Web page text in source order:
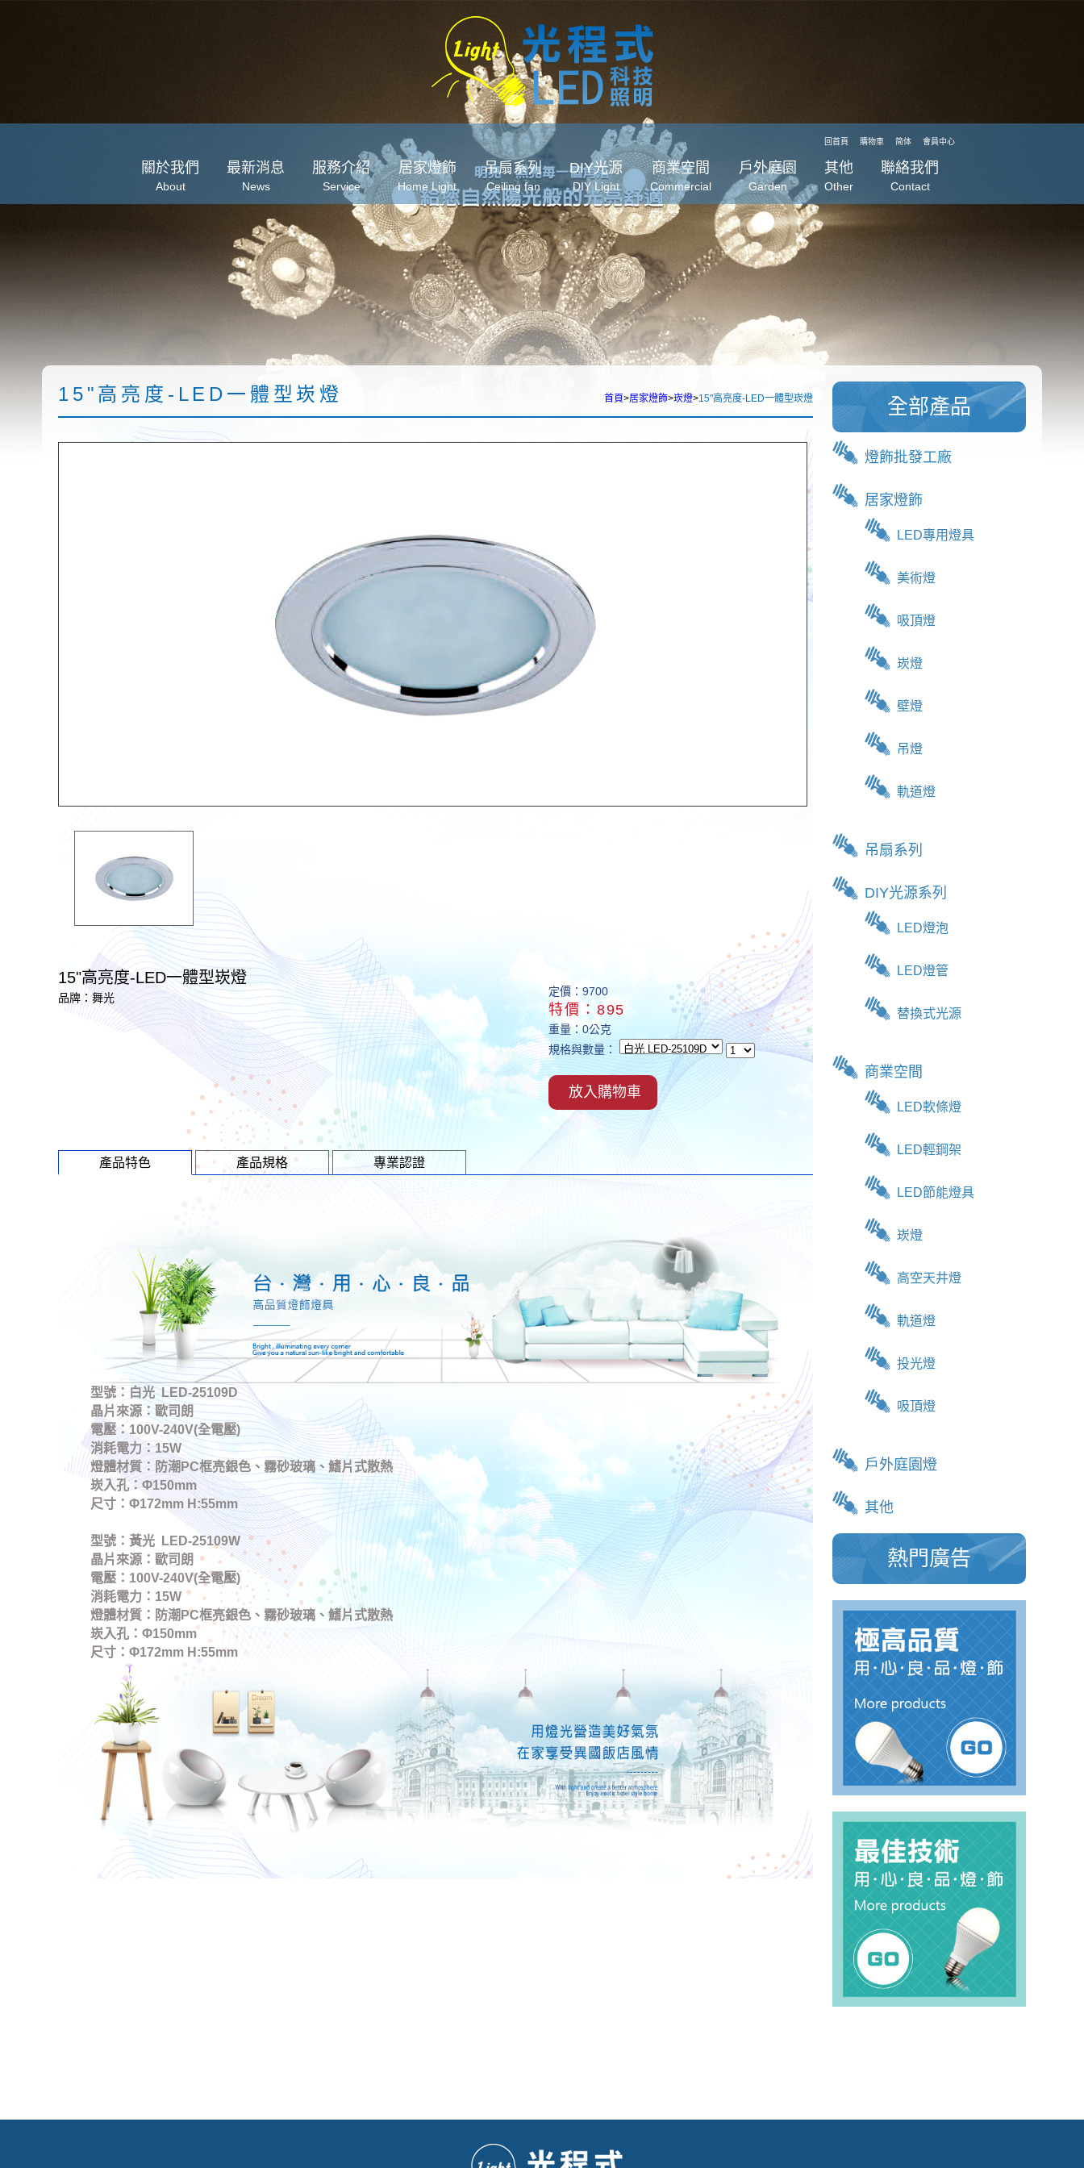
回首頁 購物車 简体 會員中心
關於我們
About
最新消息
News
服務介紹
Service
居家燈飾
Home Light
吊扇系列
Ceiling fan
DIY光源
DIY Light
商業空間
Commercial
戶外庭園
Garden
其他
Other
聯絡我們
Contact
15"高亮度-LED一體型崁燈 首頁>居家燈飾>崁燈>15"高亮度-LED一體型崁燈
15"高亮度-LED一體型崁燈
品牌：舞光 定價：9700
特價：895
重量：0公克
規格與數量：
放入購物車
產品特色 產品規格 專業認證
型號：白光 LED-25109D
晶片來源：歐司朗
電壓：100V-240V(全電壓)
消耗電力：15W
燈體材質：防潮PC框亮銀色、霧砂玻璃、鰭片式散熱
崁入孔：Φ150mm
尺寸：Φ172mm H:55mm
型號：黃光 LED-25109W
晶片來源：歐司朗
電壓：100V-240V(全電壓)
消耗電力：15W
燈體材質： 防潮PC框亮銀色、霧砂玻璃、鰭片式散熱
崁入孔：Φ150mm
尺寸：Φ172mm H:55mm
全部產品
燈飾批發工廠
居家燈飾
LED專用燈具
美術燈
吸頂燈
崁燈
壁燈
吊燈
軌道燈
吊扇系列
DIY光源系列
LED燈泡
LED燈管
替換式光源
商業空間
LED軟條燈
LED輕鋼架
LED節能燈具
崁燈
高空天井燈
軌道燈
投光燈
吸頂燈
戶外庭園燈
其他
熱門廣告